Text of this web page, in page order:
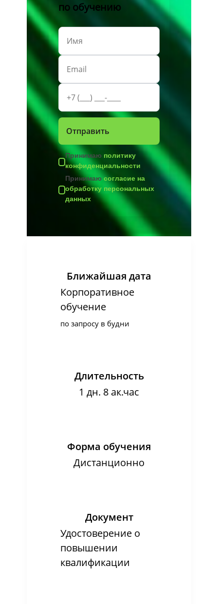
по обучению
Принимаю политику
конфиденциальности
Принимаюсогласие на
обработку персональных
данных
Ближайшая дата
Корпоративное
обучение
по запросу в будни
Длительность
1 дн. 8 ак.час
Форма обучения
Дистанционно
Документ
Удостоверение о
повышении
квалификации